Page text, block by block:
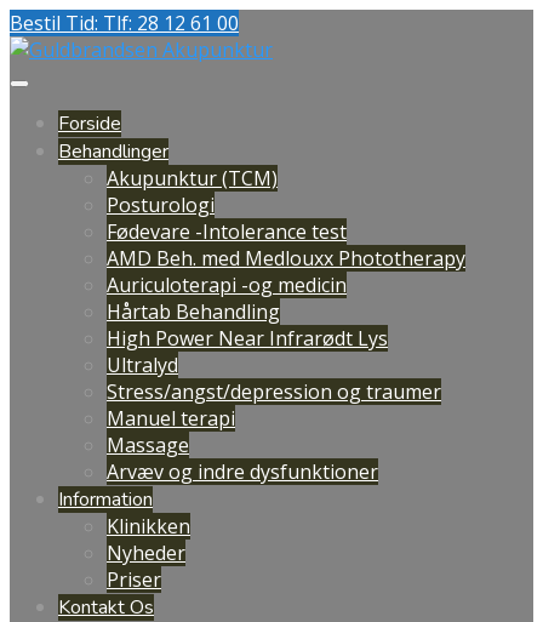
Bestil Tid: Tlf: 28 12 61 00
Forside
Behandlinger
Akupunktur (TCM)
Posturologi
Fødevare -Intolerance test
AMD Beh. med Medlouxx Phototherapy
Auriculoterapi -og medicin
Hårtab Behandling
High Power Near Infrarødt Lys
Ultralyd
Stress/angst/depression og traumer
Manuel terapi
Massage
Arvæv og indre dysfunktioner
Information
Klinikken
Nyheder
Priser
Kontakt Os